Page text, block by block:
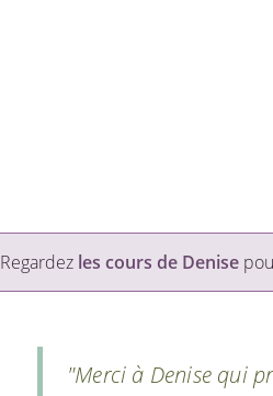
Regardez les cours de Denise
"Merci à Denise qui